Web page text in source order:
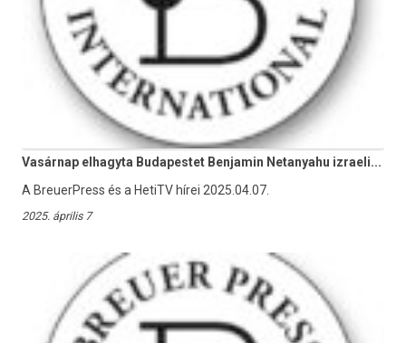
Vasárnap elhagyta Budapestet Benjamin Netanyahu izraeli...
A BreuerPress és a HetiTV hírei 2025.04.07.
2025. április 7